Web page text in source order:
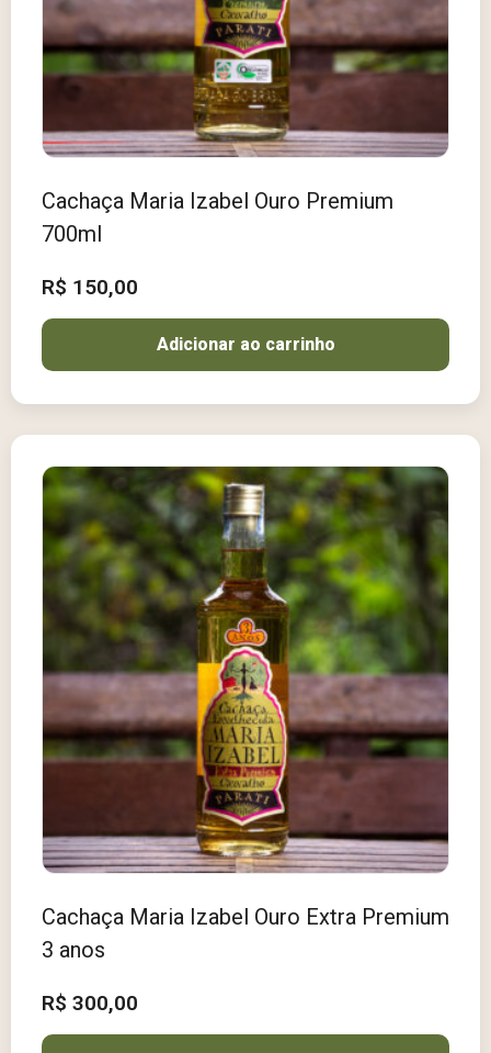
Cachaça Maria Izabel Ouro Premium
700ml
R$ 150,00
Adicionar ao carrinho
Cachaça Maria Izabel Ouro Extra Premium
3 anos
R$ 300,00